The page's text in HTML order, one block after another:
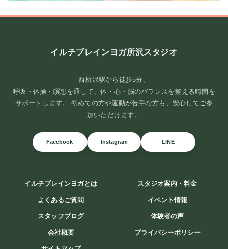
イルチブレインヨガ所沢スタジオ
西所沢駅から徒歩5分。
呼吸・体操・瞑想を通して、体・心・脳のバランスを整える時間を
サポートします。 初めての方や運動が苦手な方も、安心してご参
加いただけます。
Facebook Instagram LINE
イルチブレインヨガとは スタジオ案内・料金
よくあるご質問 イベント情報
スタッフブログ 体験者の声
会社概要 プライバシーポリシー
ストレスで詰まった胸を、ゆるめてみませんか？ 考えごとやストレ
続きを読む
2026年8月2日/＃胸がゆるむ＃呼吸が深まる＃腹が温まり＃頭がすっき